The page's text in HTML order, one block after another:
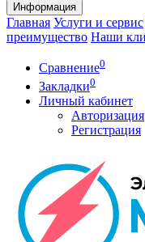
Информация
Главная Услуги и сервис
преимущество Наши
Сравнение0
Закладки0
Личный кабинет
Авторизация
Регистрация